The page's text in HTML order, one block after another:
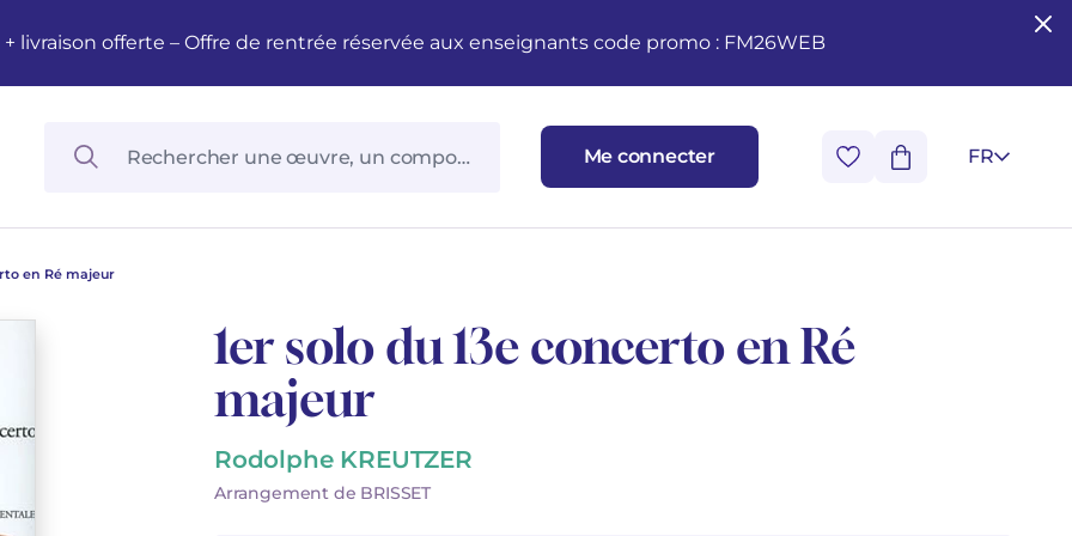
livraison offerte – Offre de rentrée réservée aux enseignants code promo : FM26WEB
Me connecter FR
en Ré majeur
1er solo du 13e concerto en Ré
majeur
Rodolphe KREUTZER
Arrangement de BRISSET